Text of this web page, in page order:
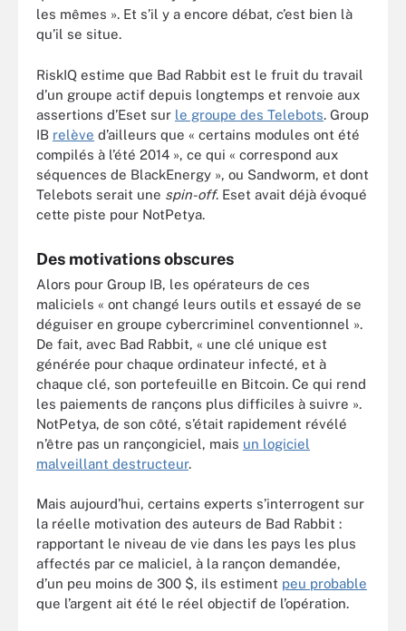
les mêmes ». Et s’il y a encore débat, c’est bien là
qu’il se situe.
RiskIQ estime que Bad Rabbit est le fruit du travail
d’un groupe actif depuis longtemps et renvoie aux
assertions d’Eset sur le groupe des Telebots. Group
IB relève d’ailleurs que « certains modules ont été
compilés à l’été 2014 », ce qui « correspond aux
séquences de BlackEnergy », ou Sandworm, et dont
Telebots serait une spin-off. Eset avait déjà évoqué
cette piste pour NotPetya.
Des motivations obscures
Alors pour Group IB, les opérateurs de ces
maliciels « ont changé leurs outils et essayé de se
déguiser en groupe cybercriminel conventionnel ».
De fait, avec Bad Rabbit, « une clé unique est
générée pour chaque ordinateur infecté, et à
chaque clé, son portefeuille en Bitcoin. Ce qui rend
les paiements de rançons plus difficiles à suivre ».
NotPetya, de son côté, s’était rapidement révélé
n’être pas un rançongiciel, mais un logiciel
malveillant destructeur.
Mais aujourd’hui, certains experts s’interrogent sur
la réelle motivation des auteurs de Bad Rabbit :
rapportant le niveau de vie dans les pays les plus
affectés par ce maliciel, à la rançon demandée,
d’un peu moins de 300 $, ils estiment peu probable
que l’argent ait été le réel objectif de l’opération.